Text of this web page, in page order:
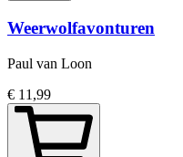
Weerwolfavonturen
Paul van Loon
€ 11,99